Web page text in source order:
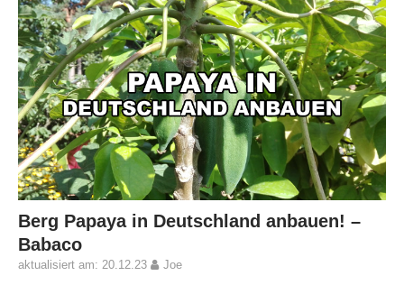
Berg Papaya in Deutschland anbauen! –
Babaco
aktualisiert am: 20.12.23 Joe